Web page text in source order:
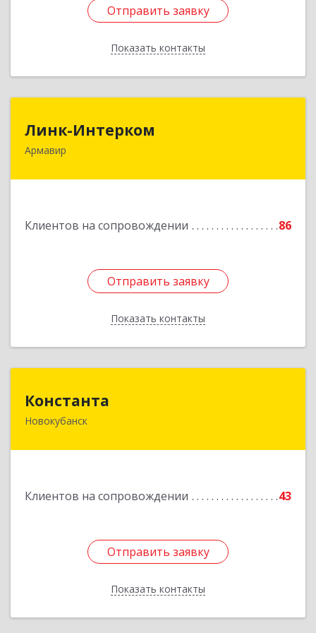
Отправить заявку
Показать контакты
Отправить заявку
Назад
Линк-Интерком
Армавир
Клиентов на сопровождении 86
Отправить заявку
Показать контакты
Подробнее
Отправить заявку
Назад
Константа
Новокубанск
Клиентов на сопровождении 43
Отправить заявку
Показать контакты
352240, Краснодарский край, Новокубанск г,
Отправить заявку
Назад